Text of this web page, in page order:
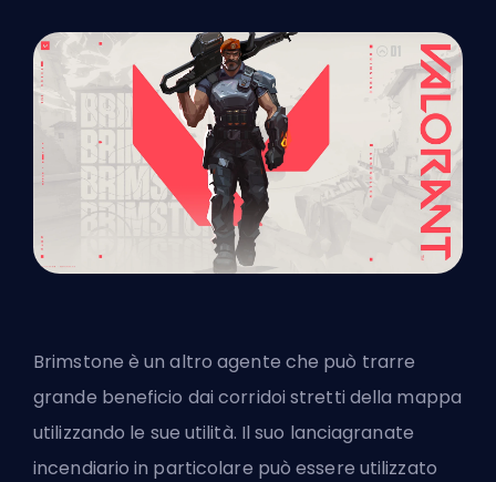
Brimstone è un altro agente che può trarre
grande beneficio dai corridoi stretti della mappa
utilizzando le sue utilità. Il suo lanciagranate
incendiario in particolare può essere utilizzato